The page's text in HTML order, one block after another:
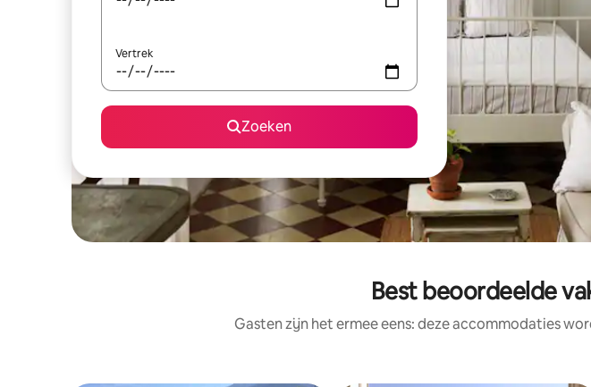
Vertrek
Zoeken
Best beoordeelde
Gasten zijn het ermee eens: deze accommodaties